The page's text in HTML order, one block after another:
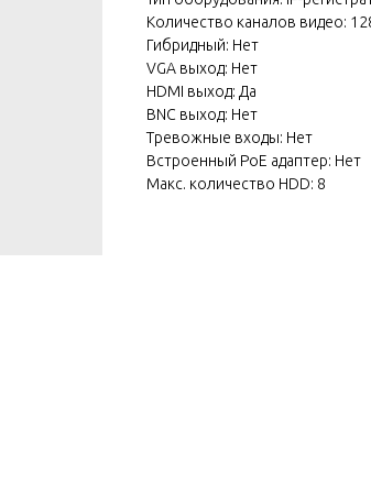
Количество каналов видео:
Гибридный: Нет
VGA выход: Нет
HDMI выход: Да
BNC выход: Нет
Тревожные входы: Нет
Встроенный PoE адаптер: Нет
Макс. количество HDD: 8